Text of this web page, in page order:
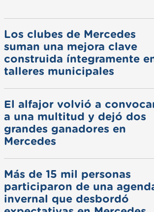
Los clubes de Mercedes
suman una mejora clave
construida íntegramente
talleres municipales
El alfajor volvió a
a una multitud y dejó dos
grandes ganadores en
Mercedes
Más de 15 mil personas
participaron de una
invernal que desbordó